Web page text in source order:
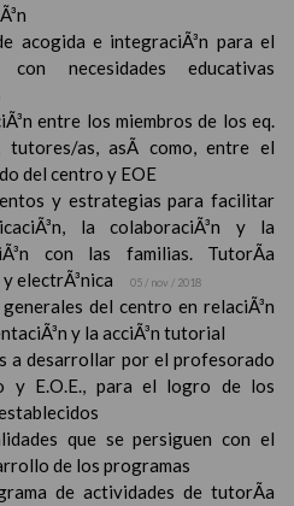
acogida e integraciÃ³n para el
con necesidades educativas
entre los miembros de los eq.
tutores/as, asÃ­ como, entre el
del centro y EOE
y estrategias para facilitar
la colaboraciÃ³n y la
con las familias. TutorÃ­a
electrÃ³nica
05 / nov / 2018
del centro en relaciÃ³n
y la acciÃ³n tutorial
a desarrollar por el profesorado
y E.O.E., para el logro de los
que se persiguen con el
de los programas
de actividades de tutorÃ­a